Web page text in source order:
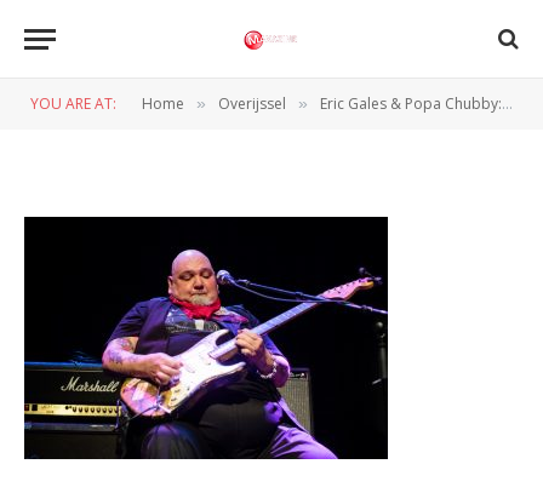
YOU ARE AT: Home » Overijssel » Eric Gales & Popa Chubby: Twee geweldige blues-rock optredens op één avond in Metropool